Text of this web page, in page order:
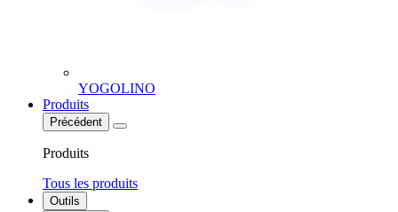
YOGOLINO
Produits
Précédent
Produits
Tous les produits
Outils